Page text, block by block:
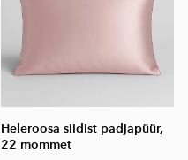
Heleroosa siidist padjapüür,
22 mommet